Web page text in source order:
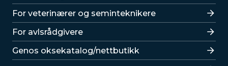
For veterinærer og seminteknikere
For avlsrådgivere
Lenker
Genos oksekatalog/nettbutikk